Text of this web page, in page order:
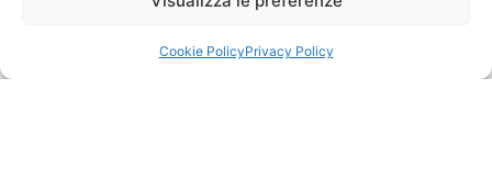
Cookie PolicyPrivacy Policy